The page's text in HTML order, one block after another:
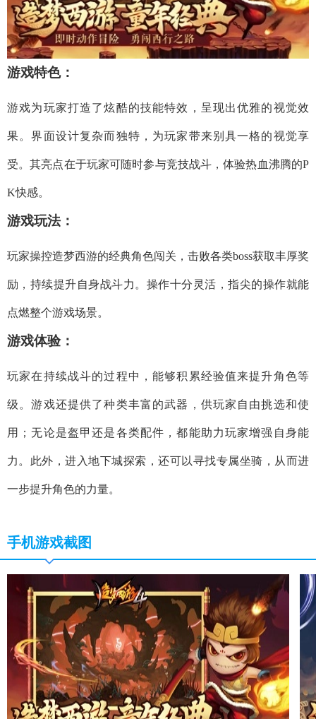
游戏特色：
游戏为玩家打造了炫酷的技能特效，呈现出优雅的视觉效
果。界面设计复杂而独特，为玩家带来别具一格的视觉享
受。其亮点在于玩家可随时参与竞技战斗，体验热血沸腾的P
K快感。
游戏玩法：
玩家操控造梦西游的经典角色闯关，击败各类boss获取丰厚奖
励，持续提升自身战斗力。操作十分灵活，指尖的操作就能
点燃整个游戏场景。
游戏体验：
玩家在持续战斗的过程中，能够积累经验值来提升角色等
级。游戏还提供了种类丰富的武器，供玩家自由挑选和使
用；无论是盔甲还是各类配件，都能助力玩家增强自身能
力。此外，进入地下城探索，还可以寻找专属坐骑，从而进
一步提升角色的力量。
手机游戏截图